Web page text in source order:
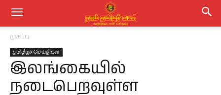
முகப்பு
தமிழீழச் செய்திகள்
இலங்கையில்
நடைபெறவுள்ள